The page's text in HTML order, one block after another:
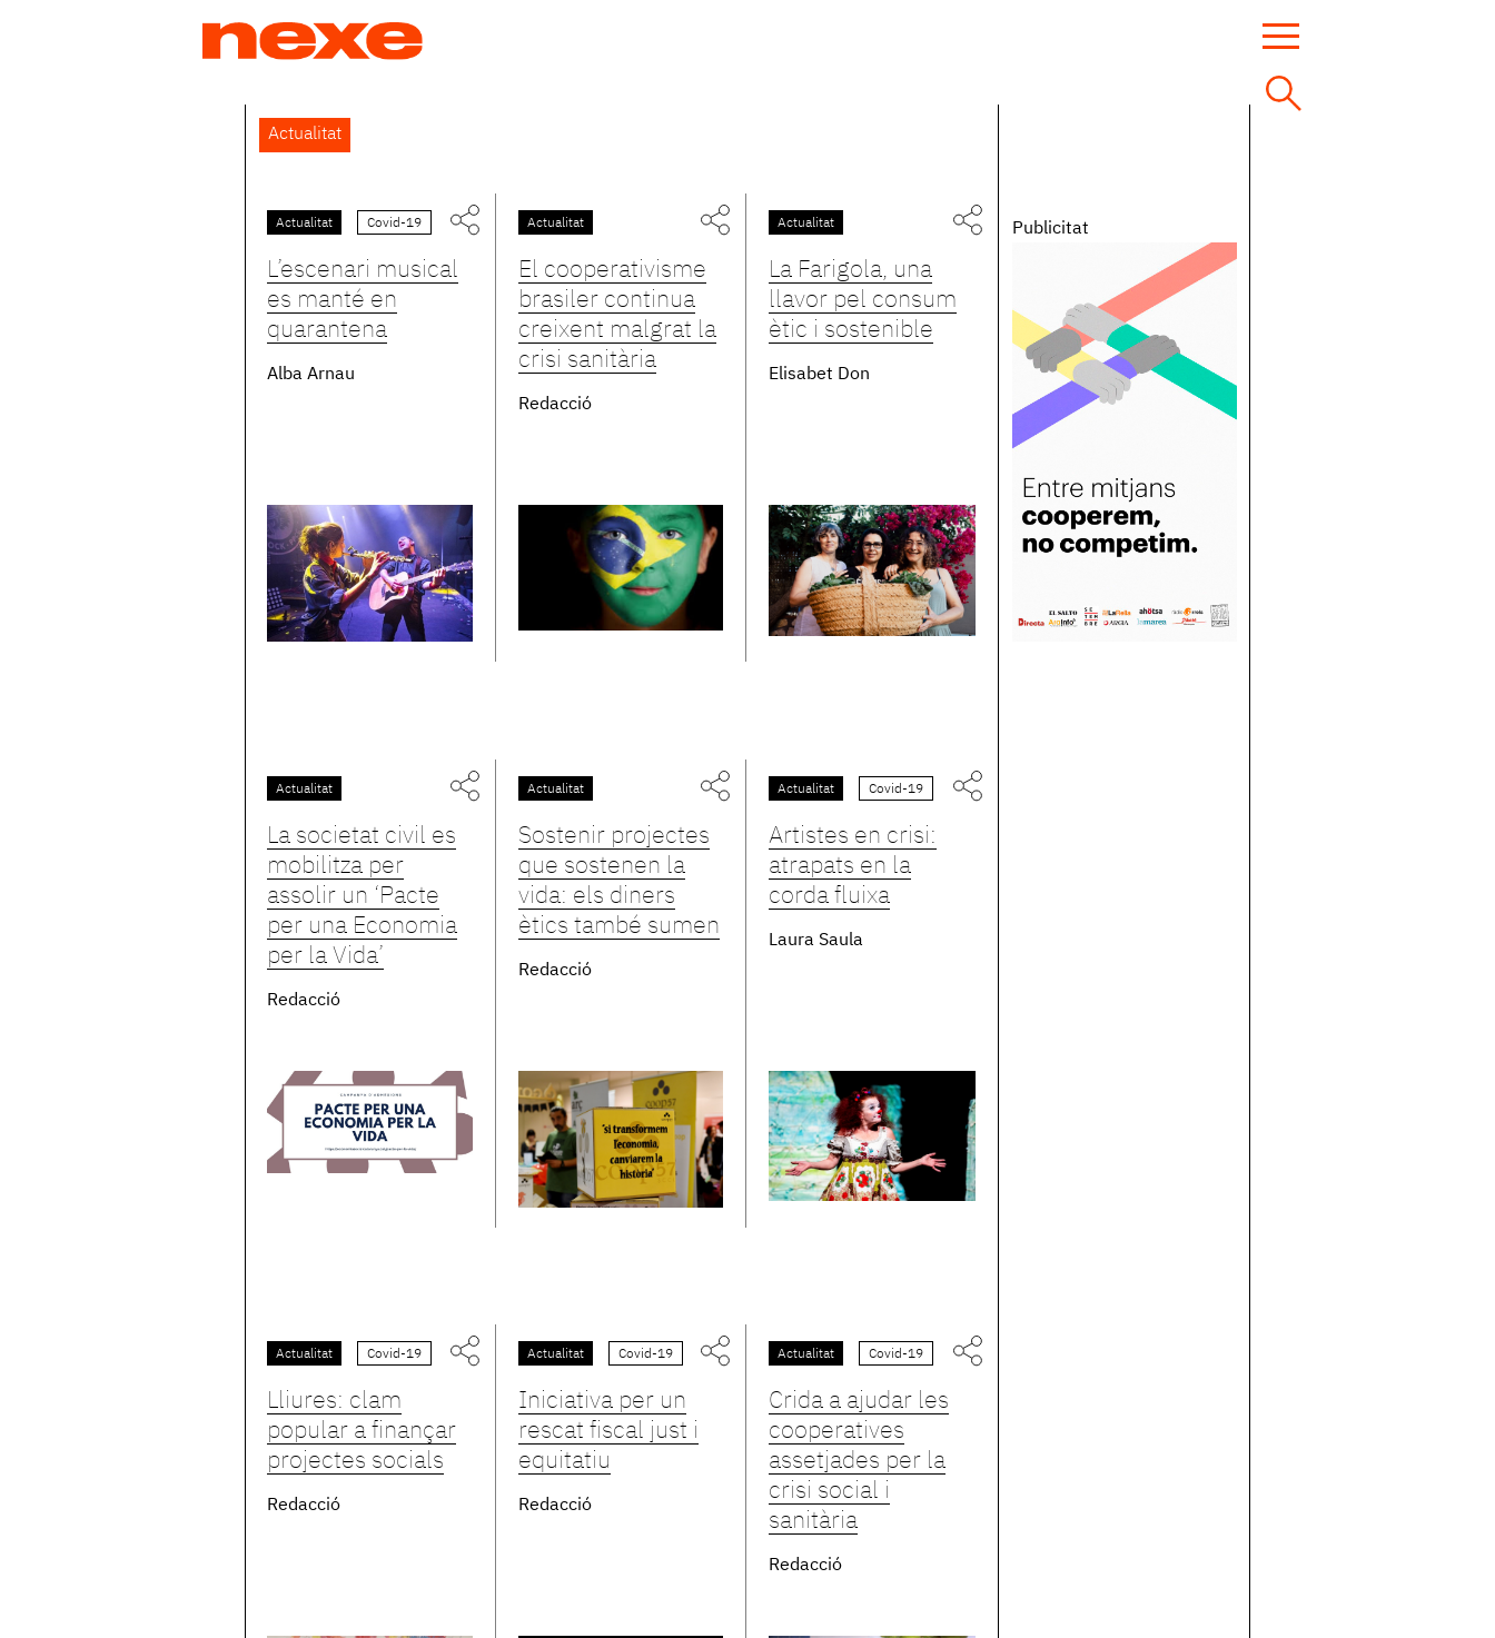
Back
to
Actualitat
Actualitat Covid-19
L’escenari musical
es manté en
quarantena
Alba Arnau
Actualitat
El cooperativisme
brasiler continua
creixent malgrat la
crisi sanitària
Redacció
Actualitat
La Farigola, una
llavor pel consum
ètic i sostenible
Elisabet Don
Actualitat
La societat civil es
mobilitza per
assolir un ‘Pacte
per una Economia
per la Vida’
Redacció
Actualitat
Sostenir projectes
que sostenen la
vida: els diners
ètics també sumen
Redacció
Actualitat Covid-19
Artistes en crisi:
atrapats en la
corda fluixa
Laura Saula
Actualitat Covid-19
Lliures: clam
popular a finançar
projectes socials
Redacció
Actualitat Covid-19
Iniciativa per un
rescat fiscal just i
equitatiu
Redacció
Actualitat Covid-19
Crida a ajudar les
cooperatives
assetjades per la
crisi social i
sanitària
Redacció
Pàgines Publicitat